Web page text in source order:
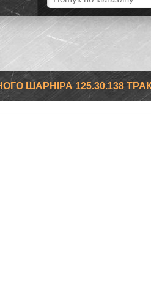
ШАРНІРА 125.30.138